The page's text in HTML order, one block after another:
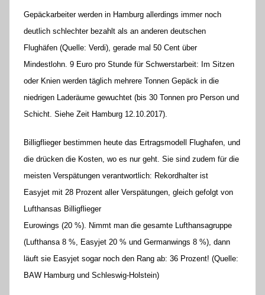
Gepäckarbeiter werden in Hamburg allerdings immer noch
deutlich schlechter bezahlt als an anderen deutschen
Flughäfen (Quelle: Verdi), gerade mal 50 Cent über
Mindestlohn. 9 Euro pro Stunde für Schwerstarbeit: Im Sitzen
oder Knien werden täglich mehrere Tonnen Gepäck in die
niedrigen Laderäume gewuchtet (bis 30 Tonnen pro Person und
Schicht. Siehe Zeit Hamburg 12.10.2017).
Billigflieger bestimmen heute das Ertragsmodell Flughafen, und
die drücken die Kosten, wo es nur geht. Sie sind zudem für die
meisten Verspätungen verantwortlich: Rekordhalter ist
Easyjet mit 28 Prozent aller Verspätungen, gleich gefolgt von
Lufthansas Billigflieger
Eurowings (20 %). Nimmt man die gesamte Lufthansagruppe
(Lufthansa 8 %, Easyjet 20 % und Germanwings 8 %), dann
läuft sie Easyjet sogar noch den Rang ab: 36 Prozent! (Quelle:
BAW Hamburg und Schleswig-Holstein)